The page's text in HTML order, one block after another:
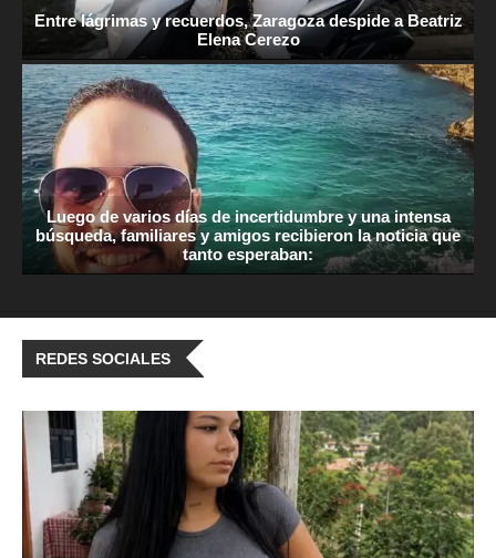
Entre lágrimas y recuerdos, Zaragoza despide a Beatriz
Elena Cerezo
Luego de varios días de incertidumbre y una intensa
búsqueda, familiares y amigos recibieron la noticia que
tanto esperaban:
REDES SOCIALES